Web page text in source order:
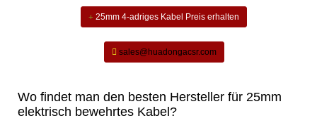
25mm 4-adriges Kabel Preis erhalten
sales@huadongacsr.com
Wo findet man den besten Hersteller für 25mm
elektrisch bewehrtes Kabel?